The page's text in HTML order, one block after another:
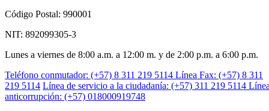
Código Postal: 990001
NIT: 892099305-3
Lunes a viernes de 8:00 a.m. a 12:00 m. y de 2:00 p.m. a 6:00 p.m.
Teléfono conmutador: (+57) 8 311 219 5114 Línea Fax: (+57) 8 311
219 5114 Línea de servicio a la ciudadanía: (+57) 311 219 5114
anticorrupción: (+57) 018000919748